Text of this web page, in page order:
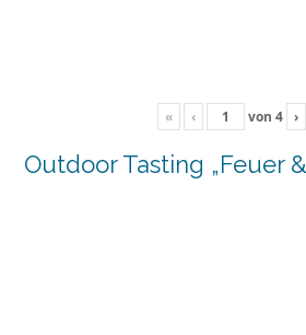
« ‹ von 4 ›
Outdoor Tasting „Feuer